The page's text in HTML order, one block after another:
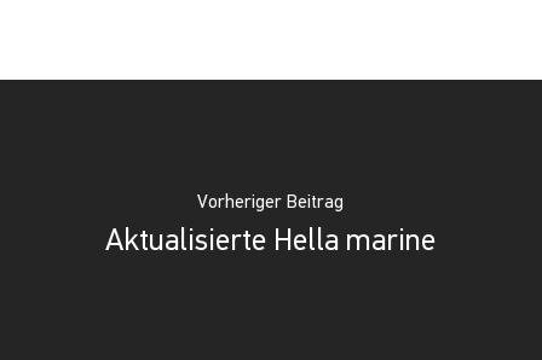
Vorheriger Beitrag
Aktualisierte Hella marine